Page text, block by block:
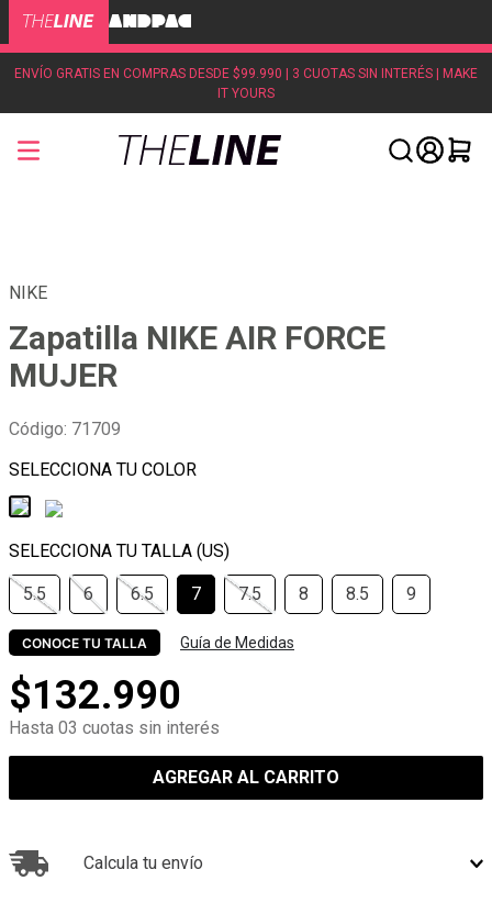
ENVÍO GRATIS EN COMPRAS DESDE $99.990 | 3 CUOTAS SIN INTERÉS | MAKE
IT YOURS
NIKE
Zapatilla NIKE AIR FORCE
MUJER
Código: 71709
5.5 6 6.5 7 7.5 8 8.5 9
CONOCE TU TALLA Guía de Medidas
$132.990
Hasta 03 cuotas sin interés
AGREGAR AL CARRITO
Calcula tu envío